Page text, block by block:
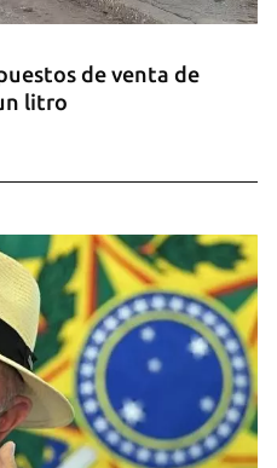
de venta de
litro